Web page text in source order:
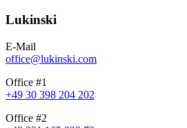
Lukinski
E-Mail
office@lukinski.com
Office #1
+49 30 398 204 202
Office #2